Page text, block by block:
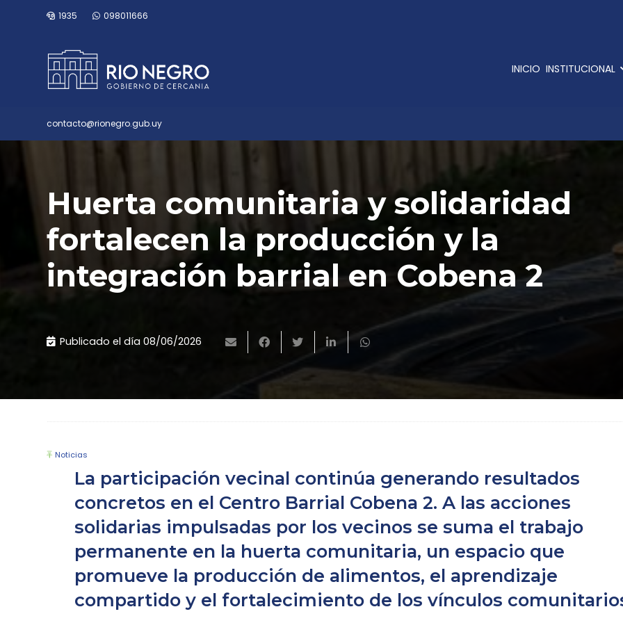
1935 098011666
INICIO INSTITUCIONAL
contacto@rionegro.gub.uy
Huerta comunitaria y solidaridad
fortalecen la producción y la
integración barrial en Cobena 2
Publicado el día 08/06/2026
Noticias
La participación vecinal continúa generando resultados
concretos en el Centro Barrial Cobena 2. A las acciones
solidarias impulsadas por los vecinos se suma el trabajo
permanente en la huerta comunitaria, un espacio que
promueve la producción de alimentos, el aprendizaje
compartido y el fortalecimiento de los vínculos